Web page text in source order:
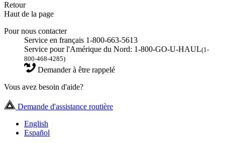
Retour
Haut de la page
Pour nous contacter
Service en français 1-800-663-5613
Service pour l'Amérique du Nord: 1-800-GO-U-HAUL(1-
800-468-4285)
Demander à être rappelé
Vous avez besoin d'aide?
Demande d'assistance routière
English
Español